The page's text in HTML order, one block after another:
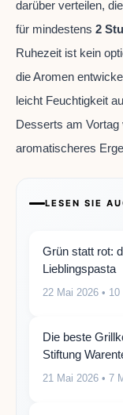
darüber verteilen,
für mindestens 2
Ruhezeit ist kein
die Aromen
leicht Feuchtigkeit
Desserts am
aromatischeres
LESEN SIE
Grün statt rot:
Lieblingspasta
22 Mai 2026 •
Die beste
Stiftung
21 Mai 2026 • 7